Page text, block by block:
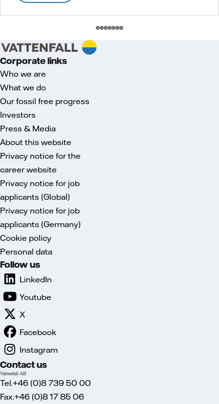
Corporate links
Who we are
What we do
Our fossil free progress
Investors
Press & Media
About this website
Privacy notice for the
career website
Privacy notice for job
applicants (Global)
Privacy notice for job
applicants (Germany)
Cookie policy
Personal data
Follow us
LinkedIn
Youtube
X
Facebook
Instagram
Contact us
Vattenfall AB
Tel.+46 (0)8 739 50 00
Fax.+46 (0)8 17 85 06